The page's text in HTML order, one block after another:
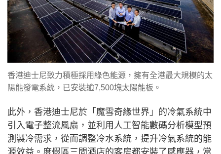
香港迪士尼致力積極採用綠色能源，擁有全港最大規模的太
陽能發電系統，已安裝逾7,500塊太陽能板。
此外，香港迪士尼於「魔雪奇緣世界」的冷氣系統中
引入電子整流風扇，並利用人工智能數碼分析模型預
測製冷需求，從而調整冷水系統，提升冷氣系統的能
源效益。度假區三間酒店的客房都安裝了感應器，當